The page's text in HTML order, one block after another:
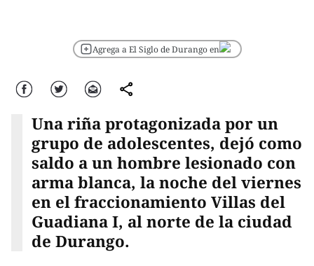
Agrega a El Siglo de Durango en
Facebook Twitter Correo comparte
Una riña protagonizada por un
grupo de adolescentes, dejó como
saldo a un hombre lesionado con
arma blanca, la noche del viernes
en el fraccionamiento Villas del
Guadiana I, al norte de la ciudad
de Durango.